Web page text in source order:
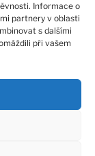
Informace o
partnery v oblasti
s dalšími
při vašem